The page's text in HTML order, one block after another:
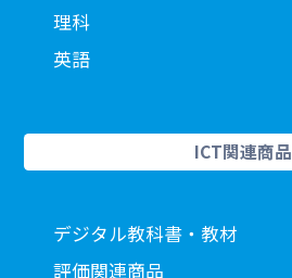
理科
英語
ICT関連商品
デジタル教科書・教材
評価関連商品